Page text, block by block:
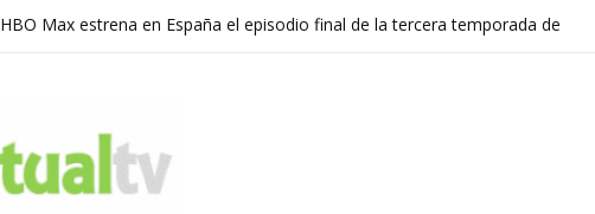
HBO Max estrena en España el episodio final de la tercera temporada de